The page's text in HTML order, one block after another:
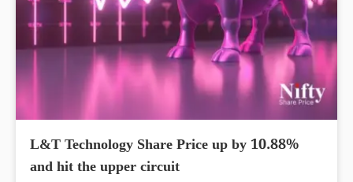
L&T Technology Share Price up by 10.88%
and hit the upper circuit